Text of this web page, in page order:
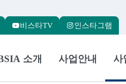
비스타TV 인스타그램
소개 사업안내 사